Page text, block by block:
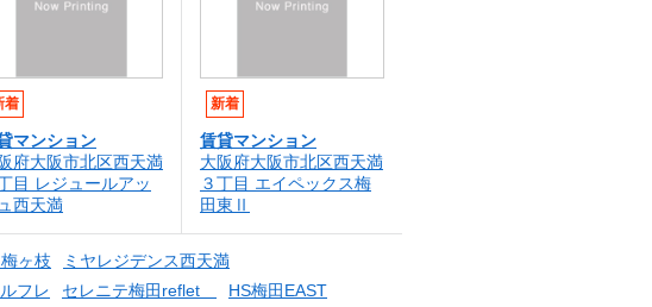
着
マンション
府大阪市北区西天満
目 レジュールアッ
西天満
新着
賃貸マンション
大阪府大阪市北区西天満
３丁目 エイペックス梅
田東Ⅱ
ヶ枝
ミヤレジデンス西天満
フレ セレニテ梅田reflet
HS梅田EAST